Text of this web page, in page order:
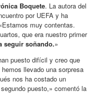
Boquete. La autora del
por UEFA y ha
muy contentas.
que era nuestro primer
seguir soñando.»
puesto difícil y creo que
llevado una sorpresa
nos ha costado un
puesto,» comentó la